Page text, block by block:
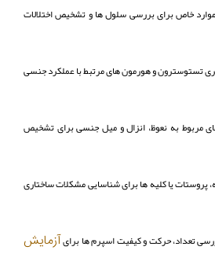
خاص برای بررسی سلول‌ ها و تشخیص اختلالات
تستوسترون و هورمون‌ های مرتبط با عملکرد جنسی
مربوط به نعوظ، انزال و میل جنسی برای تشخیص
یا کلیه‌ ها برای شناسایی مشکلات ساختاری
تعداد، حرکت و کیفیت اسپرم‌ ها برایآزمایش